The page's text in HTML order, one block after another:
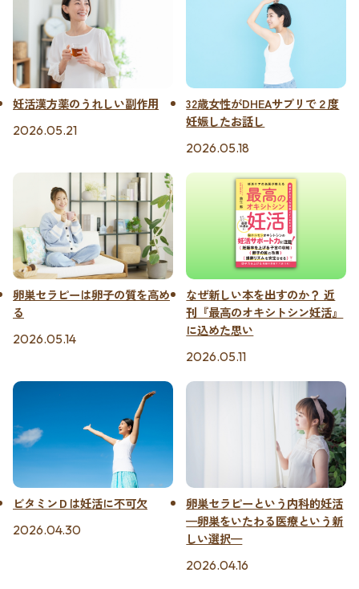
妊活漢方薬のうれしい副作用
2026.05.21
32歳女性がDHEAサプリで２度
妊娠したお話し
2026.05.18
卵巣セラピーは卵子の質を高め
る
2026.05.14
なぜ新しい本を出すのか？ 近
刊『最高のオキシトシン妊活』
に込めた思い
2026.05.11
ビタミンＤは妊活に不可欠
2026.04.30
卵巣セラピーという内科的妊活
—卵巣をいたわる医療という新
しい選択—
2026.04.16